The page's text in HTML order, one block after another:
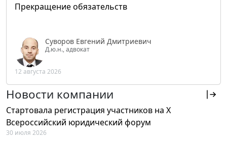
Прекращение обязательств
Суворов Евгений Дмитриевич
Д.ю.н., адвокат
12 августа 2026
Новости компании
Стартовала регистрация участников на X
Всероссийский юридический форум
30 июля 2026